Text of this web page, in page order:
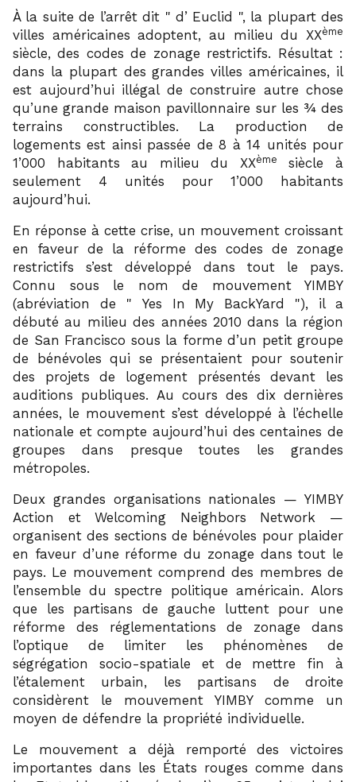
À la suite de l’arrêt dit
d’ Euclid
, la plupart des
villes américaines adoptent, au milieu du XXème
siècle, des codes de zonage restrictifs. Résultat :
dans la plupart des grandes villes américaines, il
est aujourd’hui illégal de construire autre chose
qu’une grande maison pavillonnaire sur les ¾ des
terrains constructibles. La production de
logements est ainsi passée de 8 à 14 unités pour
1’000 habitants au milieu du XXème
siècle à
seulement 4 unités pour 1’000 habitants
aujourd’hui.
En réponse à cette crise, un mouvement croissant
en faveur de la réforme des codes de zonage
restrictifs s’est développé dans tout le pays.
Connu sous le nom de mouvement YIMBY
(abréviation de
Yes In My BackYard
), il a
débuté au milieu des années 2010 dans la région
de San Francisco sous la forme d’un petit groupe
de bénévoles qui se présentaient pour soutenir
des projets de logement présentés devant les
auditions publiques. Au cours des dix dernières
années, le mouvement s’est développé à l’échelle
nationale et compte aujourd’hui des centaines de
groupes dans presque toutes les grandes
métropoles.
Deux grandes organisations nationales — YIMBY
Action et Welcoming Neighbors Network —
organisent des sections de bénévoles pour plaider
en faveur d’une réforme du zonage dans tout le
pays. Le mouvement comprend des membres de
l’ensemble du spectre politique américain. Alors
que les partisans de gauche luttent pour une
réforme des réglementations de zonage dans
l’optique de limiter les phénomènes de
ségrégation socio-spatiale et de mettre fin à
l’étalement urbain, les partisans de droite
considèrent le mouvement YIMBY comme un
moyen de défendre la propriété individuelle.
Le mouvement a déjà remporté des victoires
importantes dans les États rouges comme dans